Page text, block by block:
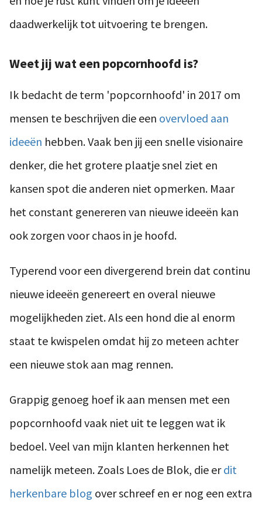
daadwerkelijk tot uitvoering te brengen.
Weet jij wat een popcornhoofd is?
Ik bedacht de term 'popcornhoofd' in 2017 om
mensen te beschrijven die een overvloed aan
ideeën hebben. Vaak ben jij een snelle visionaire
denker, die het grotere plaatje snel ziet en
kansen spot die anderen niet opmerken. Maar
het constant genereren van nieuwe ideeën kan
ook zorgen voor chaos in je hoofd.
Typerend voor een divergerend brein dat continu
nieuwe ideeën genereert en overal nieuwe
mogelijkheden ziet. Als een hond die al enorm
staat te kwispelen omdat hij zo meteen achter
een nieuwe stok aan mag rennen.
Grappig genoeg hoef ik aan mensen met een
popcornhoofd vaak niet uit te leggen wat ik
bedoel. Veel van mijn klanten herkennen het
namelijk meteen. Zoals Loes de Blok, die erdit
herkenbare blog over schreef en er nog een extra